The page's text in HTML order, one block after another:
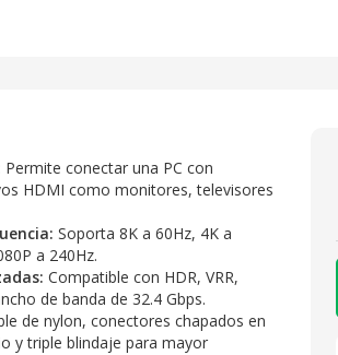
Permite conectar una PC con
HDMI como monitores, televisores
Soporta 8K a 60Hz, 4K a
a 240Hz.
Compatible con HDR, VRR,
de banda de 32.4 Gbps.
de nylon, conectores chapados en
y triple blindaje para mayor